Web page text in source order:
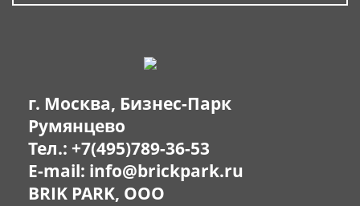
г. Москва, Бизнес-Парк
Румянцево
Тел.: +7(495)789-36-53
E-mail: info@brickpark.ru
BRIK PARK, OOO